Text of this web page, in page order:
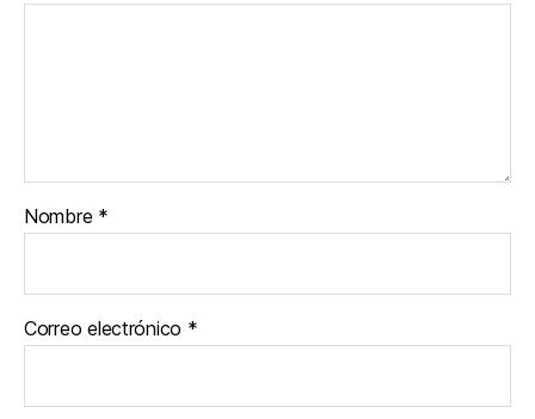
Nombre *
Correo electrónico *